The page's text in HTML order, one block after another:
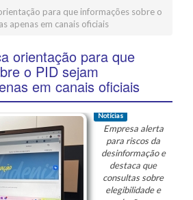
para que informações sobre o
apenas em canais oficiais
orientação para que
o PID sejam
em canais oficiais
Notícias
Empresa alerta
para riscos da
desinformação e
destaca que
consultas sobre
elegibilidade e